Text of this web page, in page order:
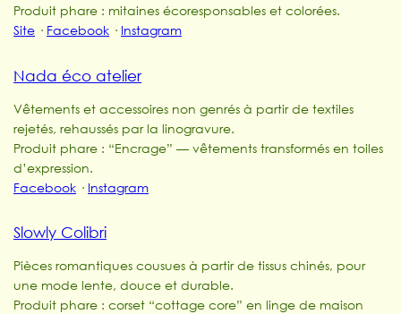
Produit phare : mitaines écoresponsables et colorées.
Site · Facebook · Instagram
Nada éco atelier
Vêtements et accessoires non genrés à partir de textiles
rejetés, rehaussés par la linogravure.
Produit phare : “Encrage” — vêtements transformés en toiles
d’expression.
Facebook · Instagram
Slowly Colibri
Pièces romantiques cousues à partir de tissus chinés, pour
une mode lente, douce et durable.
Produit phare : corset “cottage core” en linge de maison